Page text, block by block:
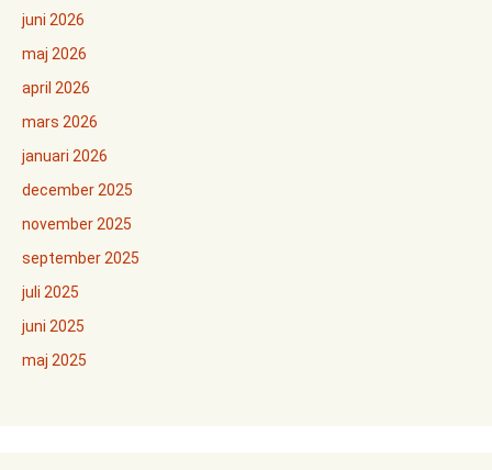
juni 2026
maj 2026
april 2026
mars 2026
januari 2026
december 2025
november 2025
september 2025
juli 2025
juni 2025
maj 2025